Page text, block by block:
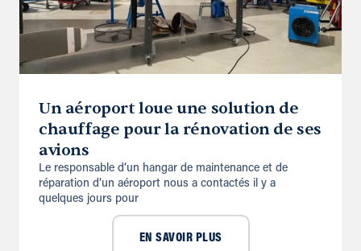
Un aéroport loue une solution de
chauffage pour la rénovation de ses
avions
Le responsable d’un hangar de maintenance et de
réparation d’un aéroport nous a contactés il y a
quelques jours pour
EN SAVOIR PLUS